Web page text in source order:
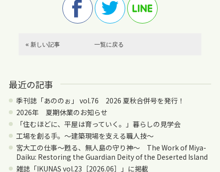
« 新しい記事 一覧に戻る
最近の記事
季刊誌「あののぉ」 vol.76 2026 夏秋合併号を発行！
2026年 夏期休業のお知らせ
「住むほどに、平屋は育っていく。」暮らしの見学会
工場を創る手。〜建築現場を支える職人技〜
宮大工の仕事～甦る、無人島の守り神～ The Work of Miya-
Daiku: Restoring the Guardian Deity of the Deserted Island
雑誌「IKUNAS vol.23［2026.06］」に掲載